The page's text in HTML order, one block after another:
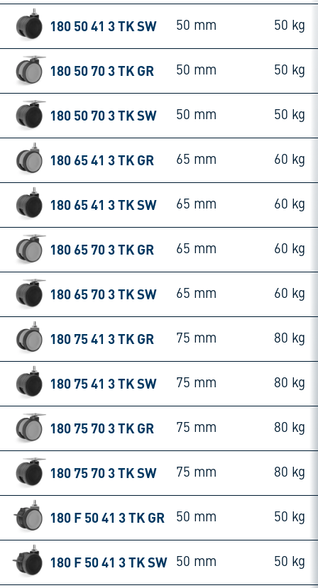
180 50 41 3 TK SW 50 mm 50 kg
180 50 70 3 TK GR 50 mm 50 kg
180 50 70 3 TK SW 50 mm 50 kg
180 65 41 3 TK GR 65 mm 60 kg
180 65 41 3 TK SW 65 mm 60 kg
180 65 70 3 TK GR 65 mm 60 kg
180 65 70 3 TK SW 65 mm 60 kg
180 75 41 3 TK GR 75 mm 80 kg
180 75 41 3 TK SW 75 mm 80 kg
180 75 70 3 TK GR 75 mm 80 kg
180 75 70 3 TK SW 75 mm 80 kg
180 F 50 41 3 TK GR 50 mm 50 kg
180 F 50 41 3 TK SW 50 mm 50 kg